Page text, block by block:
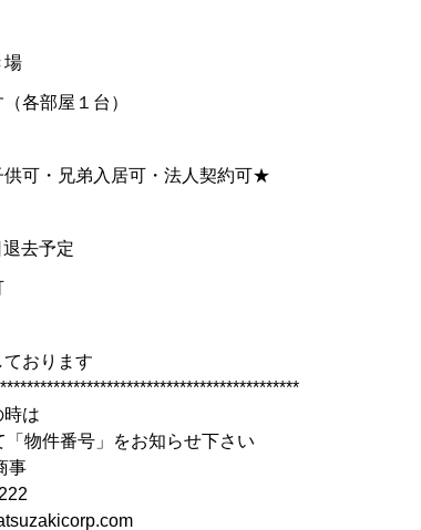
場
各部屋１台）
供可・兄弟入居可・法人契約可★
去予定
おります
時は
「物件番号」をお知らせ下さい
事